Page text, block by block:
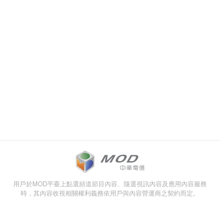
用戶於MOD平臺上點選頻道節目內容、隨選視訊內容及應用內容服務
時，其內容收視相關權利義務依用戶與內容營運商之契約而定。